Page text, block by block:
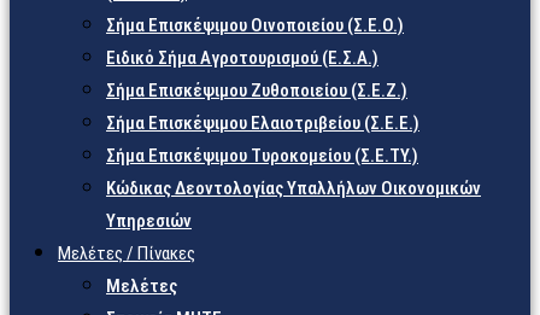
Σήμα Επισκέψιμου Οινοποιείου (Σ.Ε.Ο.)
Ειδικό Σήμα Αγροτουρισμού (Ε.Σ.Α.)
Σήμα Επισκέψιμου Ζυθοποιείου (Σ.Ε.Ζ.)
Σήμα Επισκέψιμου Ελαιοτριβείου (Σ.Ε.Ε.)
Σήμα Επισκέψιμου Τυροκομείου (Σ.Ε.TY.)
Κώδικας Δεοντολογίας Υπαλλήλων Οικονομικών
Υπηρεσιών
Μελέτες / Πίνακες
Μελέτες